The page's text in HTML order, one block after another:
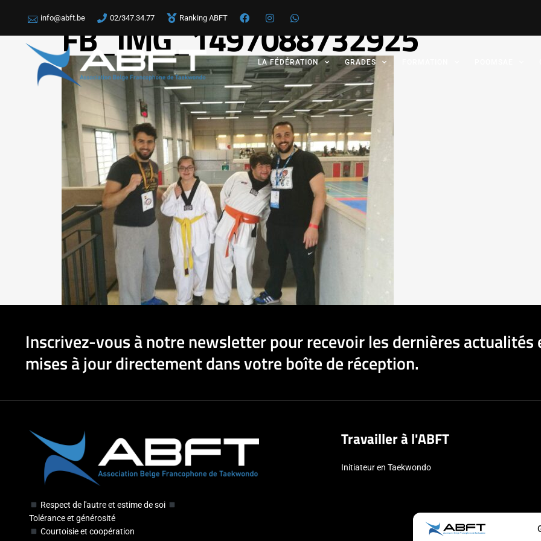
info@abft.be 02/347.34.77 Ranking ABFT
LA FÉDÉRATION GRADES
FB_IMG_1497088732925
Inscrivez-vous à notre newsletter pour recevoir les dernières actualités
mises à jour directement dans votre boîte de réception.
Respect de l'autre et estime de soi
Tolérance et générosité
Courtoisie et coopération
Travailler à l'ABFT
Initiateur en Taekwondo